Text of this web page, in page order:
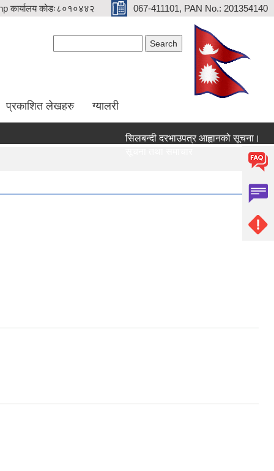
कार्यालय कोडः८०१०४४२ 067-411101, PAN No.: 201354140
प्रकाशित लेखहरु ग्यालरी
सिलबन्दी दरभाउपत्र आह्वानको सूचना।
सेवा